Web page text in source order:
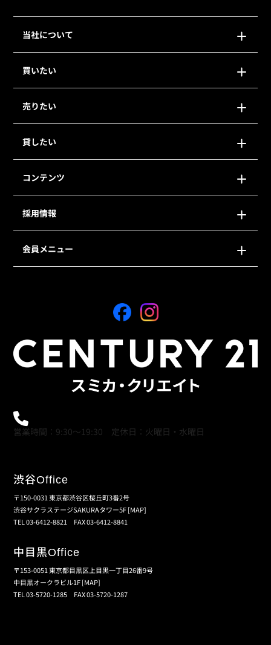
当社について
買いたい
売りたい
貸したい
コンテンツ
採用情報
会員メニュー
営業時間：9:30～19:30 定休日：火曜日・水曜日
渋谷Office
〒150-0031 東京都渋谷区桜丘町3番2号
渋谷サクラステージSAKURAタワー5F[MAP]
TEL 03-6412-8821 FAX 03-6412-8841
中目黒Office
〒153-0051 東京都目黒区上目黒一丁目26番9号
中目黒オークラビル1F[MAP]
TEL 03-5720-1285 FAX 03-5720-1287